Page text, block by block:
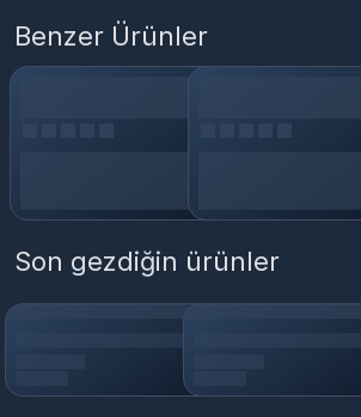
Benzer Ürünler
Son gezdiğin ürünler